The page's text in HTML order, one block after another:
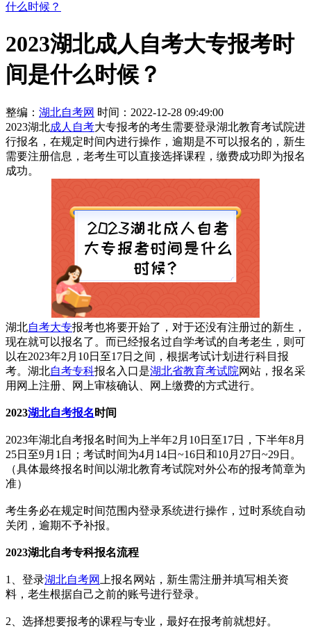
什么时候？
2023湖北成人自考大专报考时
间是什么时候？
整编： 湖北自考网 时间：2022-12-28 09:49:00
2023湖北成人自考大专报考的考生需要登录湖北教育考试院进
行报名，在规定时间内进行操作，逾期是不可以报名的，新生
需要注册信息，老考生可以直接选择课程，缴费成功即为报名
成功。
湖北自考大专报考也将要开始了，对于还没有注册过的新生，
现在就可以报名了。而已经报名过自学考试的自考老生，则可
以在2023年2月10日至17日之间，根据考试计划进行科目报
考。湖北自考专科报名入口是湖北省教育考试院网站，报名采
用网上注册、网上审核确认、网上缴费的方式进行。
2023湖北自考报名 时间
2023年湖北自考报名时间为上半年2月10日至17日，下半年8月
25日至9月1日；考试时间为4月14日~16日和10月27日~29日。
（具体最终报名时间以湖北教育考试院对外公布的报考简章为
准）
考生务必在规定时间范围内登录系统进行操作，过时系统自动
关闭，逾期不予补报。
2023湖北自考专科报名流程
1、登录湖北自考网
上报名网站，新生需注册并填写相关资
料，老生根据自己之前的账号进行登录。
2、选择想要报考的课程与专业，最好在报考前就想好。